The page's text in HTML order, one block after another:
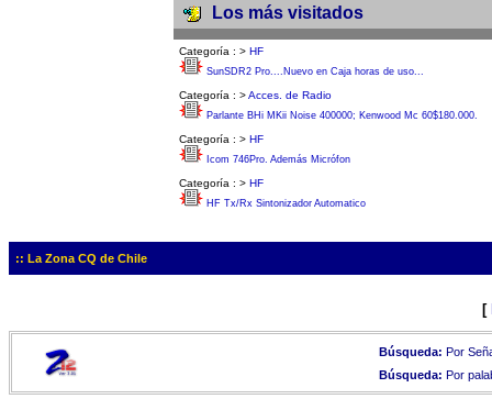
Los más visitados
Categoría : > HF
SunSDR2 Pro....Nuevo en Caja horas de uso...
Categoría : >Acces. de Radio
Parlante BHi MKii Noise 400000; Kenwood Mc 60$180.000.
Categoría : > HF
Icom 746Pro. Además Micrófon
Categoría : > HF
HF Tx/Rx Sintonizador Automatico
:: La Zona CQ de Chile
[
Búsqueda: Por
Búsqueda: Por